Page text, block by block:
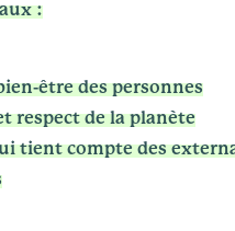
:
être des personnes
respect de la planète
tient compte des